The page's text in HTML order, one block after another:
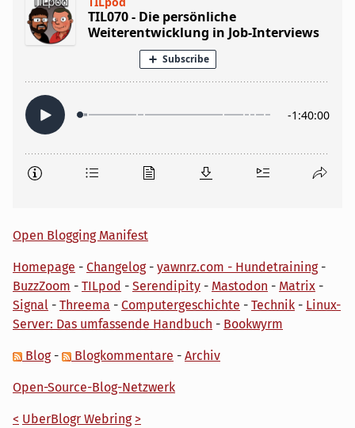
Open Blogging Manifest
Homepage - Changelog- yawnrz.com - Hundetraining-
BuzzZoom - TILpod - Serendipity - Mastodon - Matrix -
Signal - Threema - Computergeschichte - Technik - Linux-
Server: Das umfassende Handbuch - Bookwyrm
Blog- Blogkommentare - Archiv
Open-Source-Blog-Netzwerk
< UberBlogr Webring >